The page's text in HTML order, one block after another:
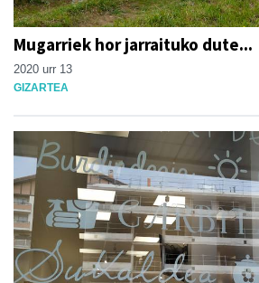
Mugarriek hor jarraituko dute...
2020 urr 13
GIZARTEA